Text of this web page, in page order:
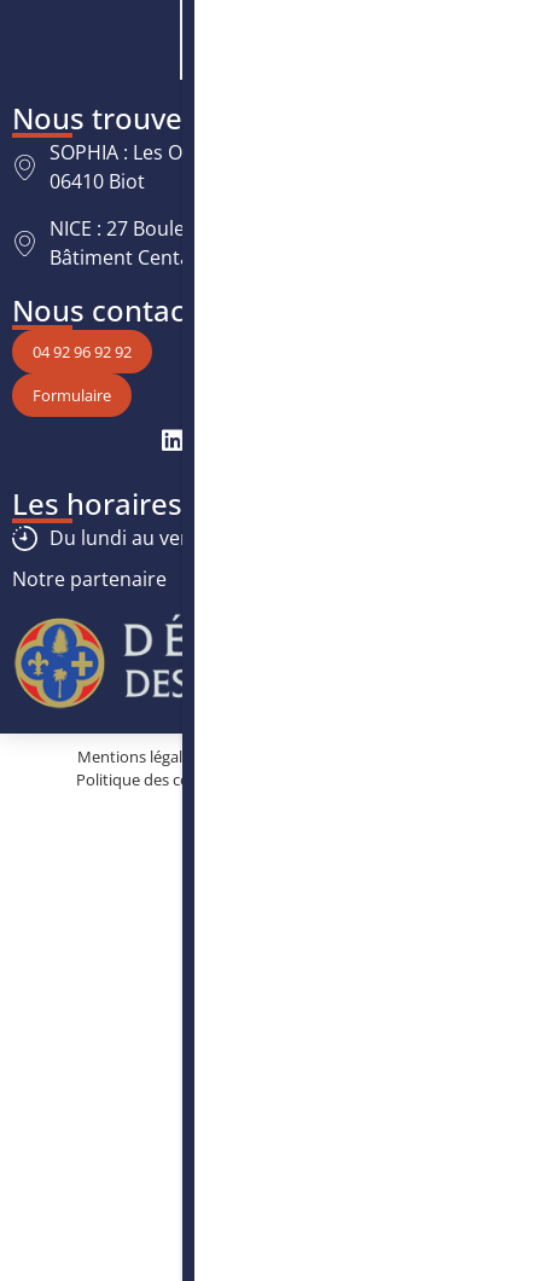
Nous trouver
SOPHIA : Les Oréades, 125 rue des Amandiers,
06410 Biot
NICE : 27 Boulevard Paul Montel Nice Leader -
Bâtiment Centaure, 06200 Nice
Nous contacter
04 92 96 92 92
Formulaire
Les horaires
Du lundi au vendredi :
Notre partenaire
Mentions légales
Politique des cookies